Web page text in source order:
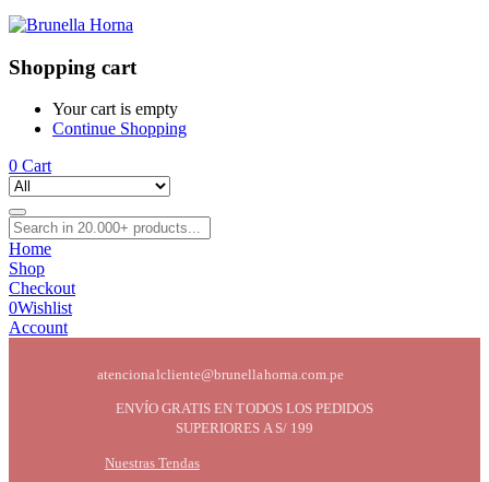
Shopping cart
Your cart is empty
Continue Shopping
0 Cart
Home
Shop
Checkout
0Wishlist
Account
atencionalcliente@brunellahorna.com.pe
ENVÍO GRATIS EN TODOS LOS PEDIDOS
SUPERIORES A S/ 199
Nuestras Tendas